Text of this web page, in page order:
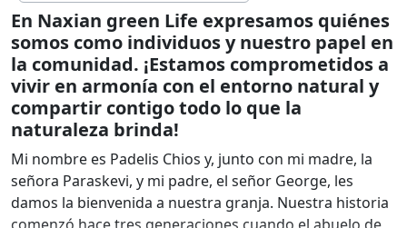
En Naxian green Life expresamos quiénes
somos como individuos y nuestro papel en
la comunidad. ¡Estamos comprometidos a
vivir en armonía con el entorno natural y
compartir contigo todo lo que la
naturaleza brinda!
Mi nombre es Padelis Chios y, junto con mi madre, la
señora Paraskevi, y mi padre, el señor George, les
damos la bienvenida a nuestra granja. Nuestra historia